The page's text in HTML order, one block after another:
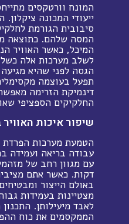
המונח וורטקסים
ייעודי המכונה
סיבובית הגורמת
המסה שלהם. כתוצאה
המיכל, כאשר האוויר
לשלב מערכות אלה
הגסה לפני שהיא
תפעל בעוצמה
דינמיקת הזרימה
החלקיקים הספציפי
שיפור איכות
הטמעת מערכות הפרדת
עבודה בריאה ועמידה
עם מגוון רחב של
דקות. כאשר אתם
באולם הייצור
מצטיינות בעמידות
לאבד מיעילותן.
הממקסמים את כוח